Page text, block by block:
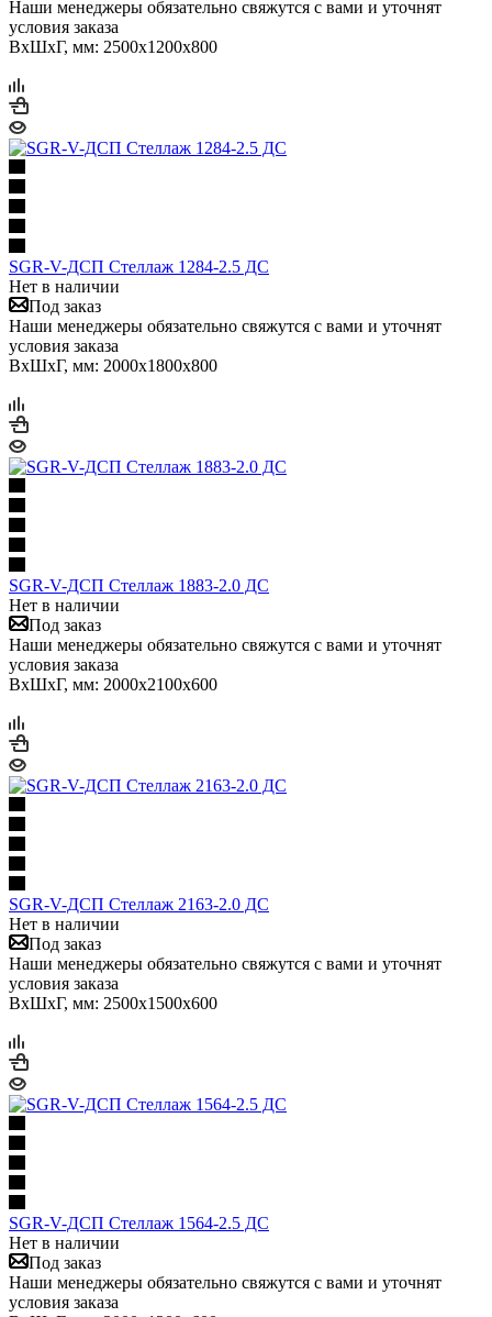
Наши менеджеры обязательно свяжутся с вами и уточнят
условия заказа
ВхШхГ, мм: 2500x1200x800
SGR-V-ДСП Стеллаж 1284-2.5 ДС
Нет в наличии
Под заказ
Наши менеджеры обязательно свяжутся с вами и уточнят
условия заказа
ВхШхГ, мм: 2000x1800x800
SGR-V-ДСП Стеллаж 1883-2.0 ДС
Нет в наличии
Под заказ
Наши менеджеры обязательно свяжутся с вами и уточнят
условия заказа
ВхШхГ, мм: 2000x2100x600
SGR-V-ДСП Стеллаж 2163-2.0 ДС
Нет в наличии
Под заказ
Наши менеджеры обязательно свяжутся с вами и уточнят
условия заказа
ВхШхГ, мм: 2500x1500x600
SGR-V-ДСП Стеллаж 1564-2.5 ДС
Нет в наличии
Под заказ
Наши менеджеры обязательно свяжутся с вами и уточнят
условия заказа